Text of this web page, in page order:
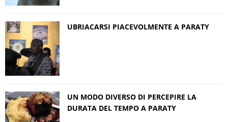
UBRIACARSI PIACEVOLMENTE A PARATY
UN MODO DIVERSO DI PERCEPIRE LA
DURATA DEL TEMPO A PARATY